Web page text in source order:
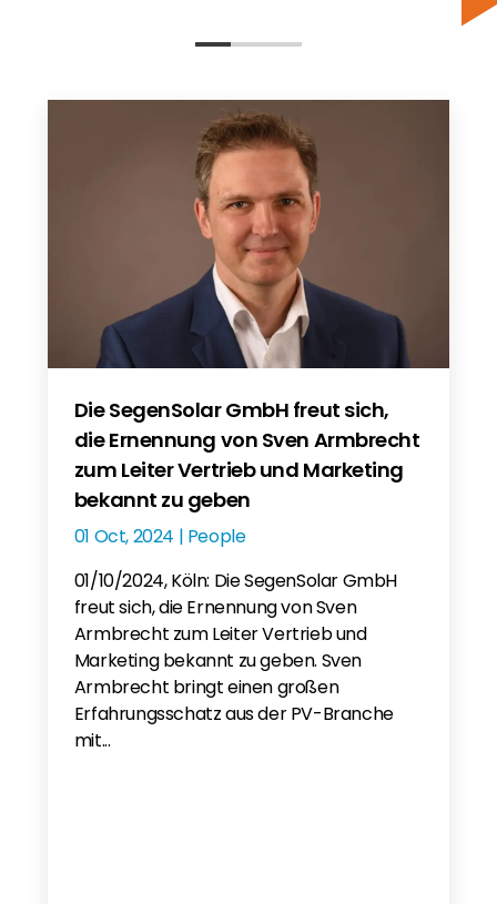
Die SegenSolar GmbH freut sich,
die Ernennung von Sven Armbrecht
zum Leiter Vertrieb und Marketing
bekannt zu geben
01 Oct, 2024 | People
01/10/2024, Köln: Die SegenSolar GmbH
freut sich, die Ernennung von Sven
Armbrecht zum Leiter Vertrieb und
Marketing bekannt zu geben. Sven
Armbrecht bringt einen großen
Erfahrungsschatz aus der PV-Branche
mit...